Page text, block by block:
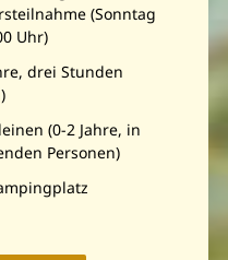
(Sonntag
Uhr)
drei Stunden
(0-2 Jahre, in
Personen)